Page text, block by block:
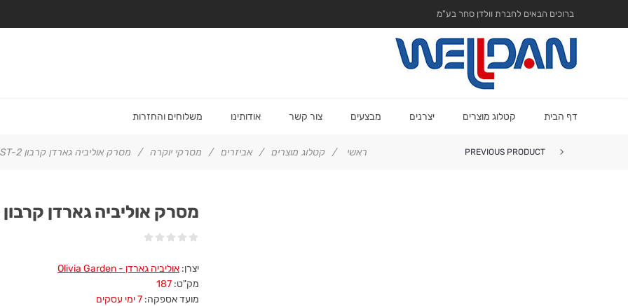
ברוכים הבאים לחברת וולדן סחר בע"מ
דף הבית קטלוג מוצרים יצרנים מבצעים צור קשר אודותינו משלוחים והחזרות
ראשי / קטלוג מוצרים / אביזרים / מסרקי יוקרה / מסרק אוליביה גארדן קרבון ST-2 שפיץ ניפוח PREVIOUS PRODUCT
מסרק אוליביה גארדן קרבון ST-2 שפיץ ניפוח
יצרן: אוליביה גארדן - Olivia Garden
מק"ט: 187
מועד אספקה: 7 ימי עסקים